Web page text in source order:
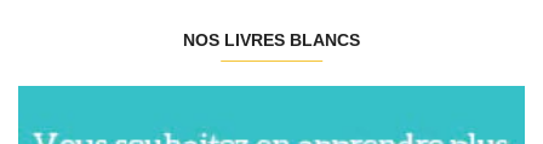
NOS LIVRES BLANCS